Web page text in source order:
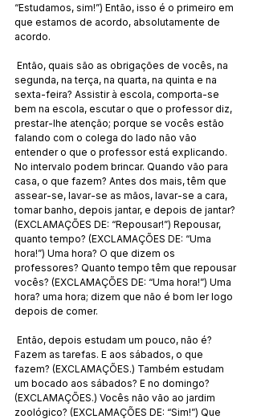
“Estudamos, sim!”) Então, isso é o primeiro em
que estamos de acordo, absolutamente de
acordo.
segunda, na terça, na quarta, na quinta e na
sexta-feira? Assistir à escola, comporta-se
bem na escola, escutar o que o professor diz,
prestar-lhe atenção; porque se vocês estão
falando com o colega do lado não vão
entender o que o professor está explicando.
No intervalo podem brincar. Quando vão para
casa, o que fazem? Antes dos mais, têm que
assear-se, lavar-se as mãos, lavar-se a cara,
tomar banho, depois jantar, e depois de jantar?
(EXCLAMAÇÕES DE: “Repousar!”) Repousar,
quanto tempo? (EXCLAMAÇÕES DE: “Uma
hora!”) Uma hora? O que dizem os
professores? Quanto tempo têm que repousar
vocês? (EXCLAMAÇÕES DE: “Uma hora!”) Uma
hora? uma hora; dizem que não é bom ler logo
depois de comer.
Fazem as tarefas. E aos sábados, o que
fazem? (EXCLAMAÇÕES.) Também estudam
um bocado aos sábados? E no domingo?
(EXCLAMAÇÕES.) Vocês não vão ao jardim
zoológico? (EXCLAMAÇÕES DE: “Sim!”) Que